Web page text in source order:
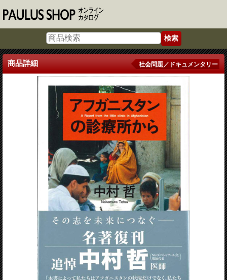
商品詳細 社会問題／ドキュメンタリー